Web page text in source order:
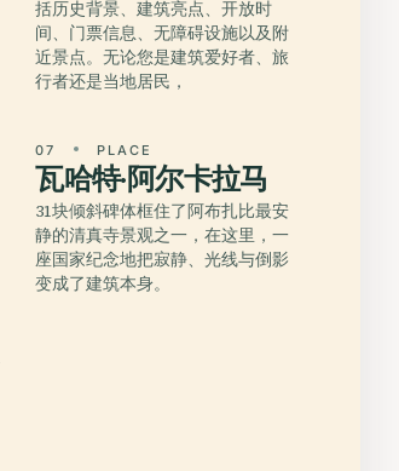
括历史背景、建筑亮点、开放时
间、门票信息、无障碍设施以及附
近景点。无论您是建筑爱好者、旅
行者还是当地居民，
07 PLACE
瓦哈特·阿尔卡拉马
31块倾斜碑体框住了阿布扎比最安
静的清真寺景观之一，在这里，一
座国家纪念地把寂静、光线与倒影
变成了建筑本身。